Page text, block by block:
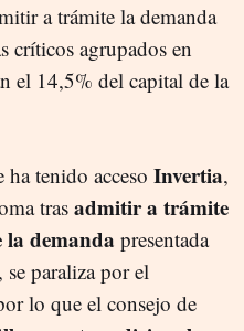
a trámite la demanda
críticos agrupados en
el 14,5% del capital de la
tenido acceso Invertia,
tras admitir a trámite
la demanda presentada
paraliza por el
lo que el consejo de